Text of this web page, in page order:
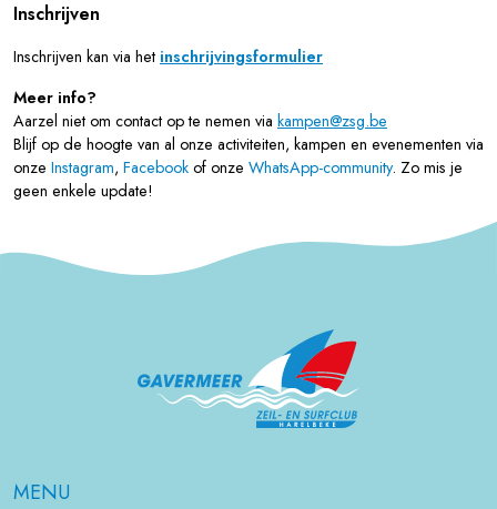
Inschrijven
Inschrijven kan via het inschrijvingsformulier
Meer info?
Aarzel niet om contact op te nemen via kampen@zsg.be
Blijf op de hoogte van al onze activiteiten, kampen en evenementen via
onze Instagram, Facebook of onze WhatsApp-community. Zo mis je
geen enkele update!
MENU